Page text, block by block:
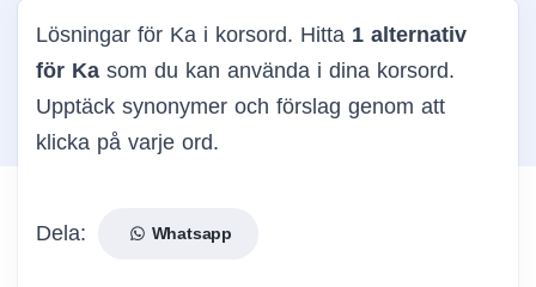
Lösningar för Ka i korsord. Hitta 1 alternativ
för Ka som du kan använda i dina korsord.
Upptäck synonymer och förslag genom att
klicka på varje ord.
Dela: Whatsapp